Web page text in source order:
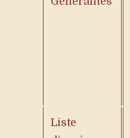
Liste